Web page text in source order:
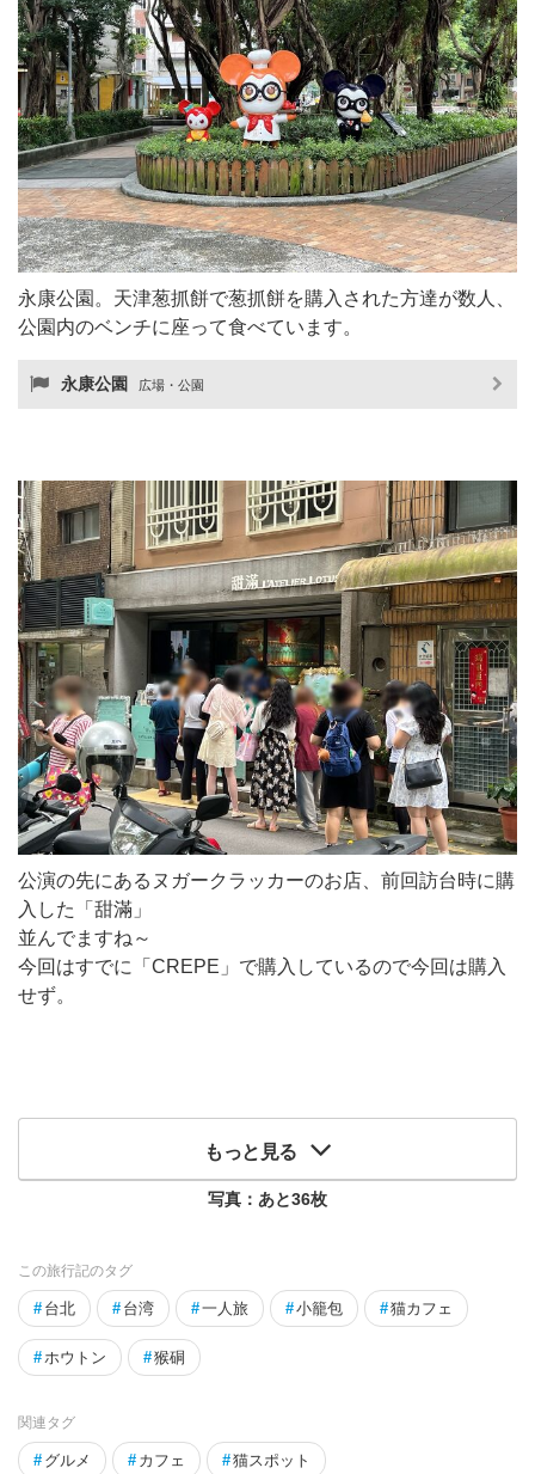
永康公園。天津葱抓餅で葱抓餅を購入された方達が数人、
公園内のベンチに座って食べています。
永康公園 広場・公園
公演の先にあるヌガークラッカーのお店、前回訪台時に購
入した「甜滿」
並んでますね～
今回はすでに「CREPE」で購入しているので今回は購入
せず。
もっと見る
写真：あと36枚
この旅行記のタグ
# 台北 # 台湾 #一人旅 #小籠包 #猫カフェ
# ホウトン #猴硐
関連タグ
# グルメ # カフェ #猫スポット